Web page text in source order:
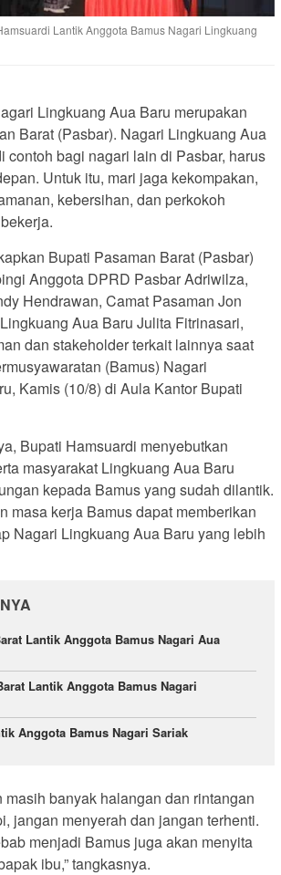
Lantik Anggota Bamus Nagari Lingkuang
Lingkuang Aua Baru merupakan
Barat (Pasbar). Nagari Lingkuang Aua
contoh bagi nagari lain di Pasbar, harus
Untuk itu, mari jaga kekompakan,
kebersihan, dan perkokoh
Bupati Pasaman Barat (Pasbar)
Anggota DPRD Pasbar Adriwilza,
Hendrawan, Camat Pasaman Jon
Aua Baru Julita Fitrinasari,
dan stakeholder terkait lainnya saat
(Bamus) Nagari
Kamis (10/8) di Aula Kantor Bupati
Bupati Hamsuardi menyebutkan
masyarakat Lingkuang Aua Baru
kepada Bamus yang sudah dilantik.
masa kerja Bamus dapat memberikan
Nagari Lingkuang Aua Baru yang lebih
Lantik Anggota Bamus Nagari Aua
Lantik Anggota Bamus Nagari
Anggota Bamus Nagari Sariak
masih banyak halangan dan rintangan
jangan menyerah dan jangan terhenti.
menjadi Bamus juga akan menyita
ibu,” tangkasnya.